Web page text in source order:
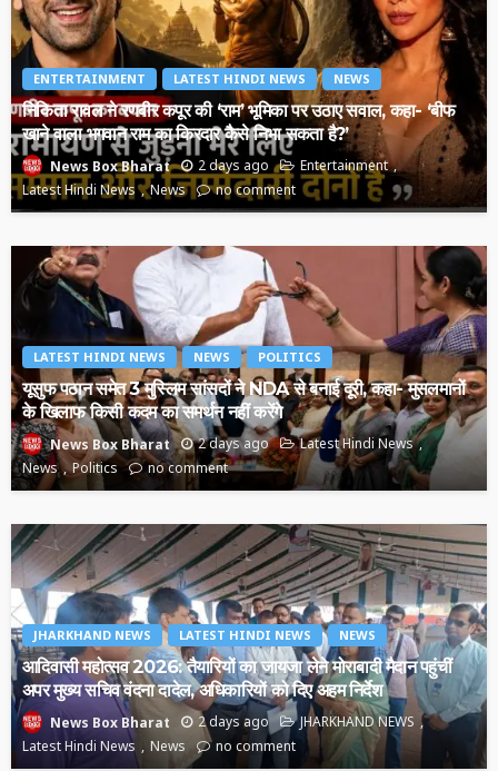
ENTERTAINMENT LATEST HINDI NEWS NEWS
निकिता रावल ने रणबीर कपूर की ‘राम’ भूमिका पर उठाए सवाल, कहा- ‘बीफ
खाने वाला भगवान राम का किरदार कैसे निभा सकता है?’
News Box Bharat 2 days ago
Entertainment
Latest Hindi News
News no comment
LATEST HINDI NEWS NEWS POLITICS
यूसुफ पठान समेत 3 मुस्लिम सांसदों ने NDA से बनाई दूरी, कहा- मुसलमानों
के खिलाफ किसी कदम का समर्थन नहीं करेंगे
News Box Bharat 2 days ago
Latest Hindi News
News
Politics no comment
JHARKHAND NEWS LATEST HINDI NEWS NEWS
आदिवासी महोत्सव 2026: तैयारियों का जायजा लेने मोराबादी मैदान पहुंचीं
अपर मुख्य सचिव वंदना दादेल, अधिकारियों को दिए अहम निर्देश
News Box Bharat 2 days ago
JHARKHAND NEWS
Latest Hindi News
News no comment